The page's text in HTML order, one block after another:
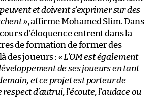
et doivent s’exprimer sur des
», affirme Mohamed Slim. Dans
d’éloquence entrent dans la
de formation de former des
des joueurs : « L’OM est également
de ses joueurs en tant
et ce projet est porteur de
d’autrui, l’écoute, l’audace ou